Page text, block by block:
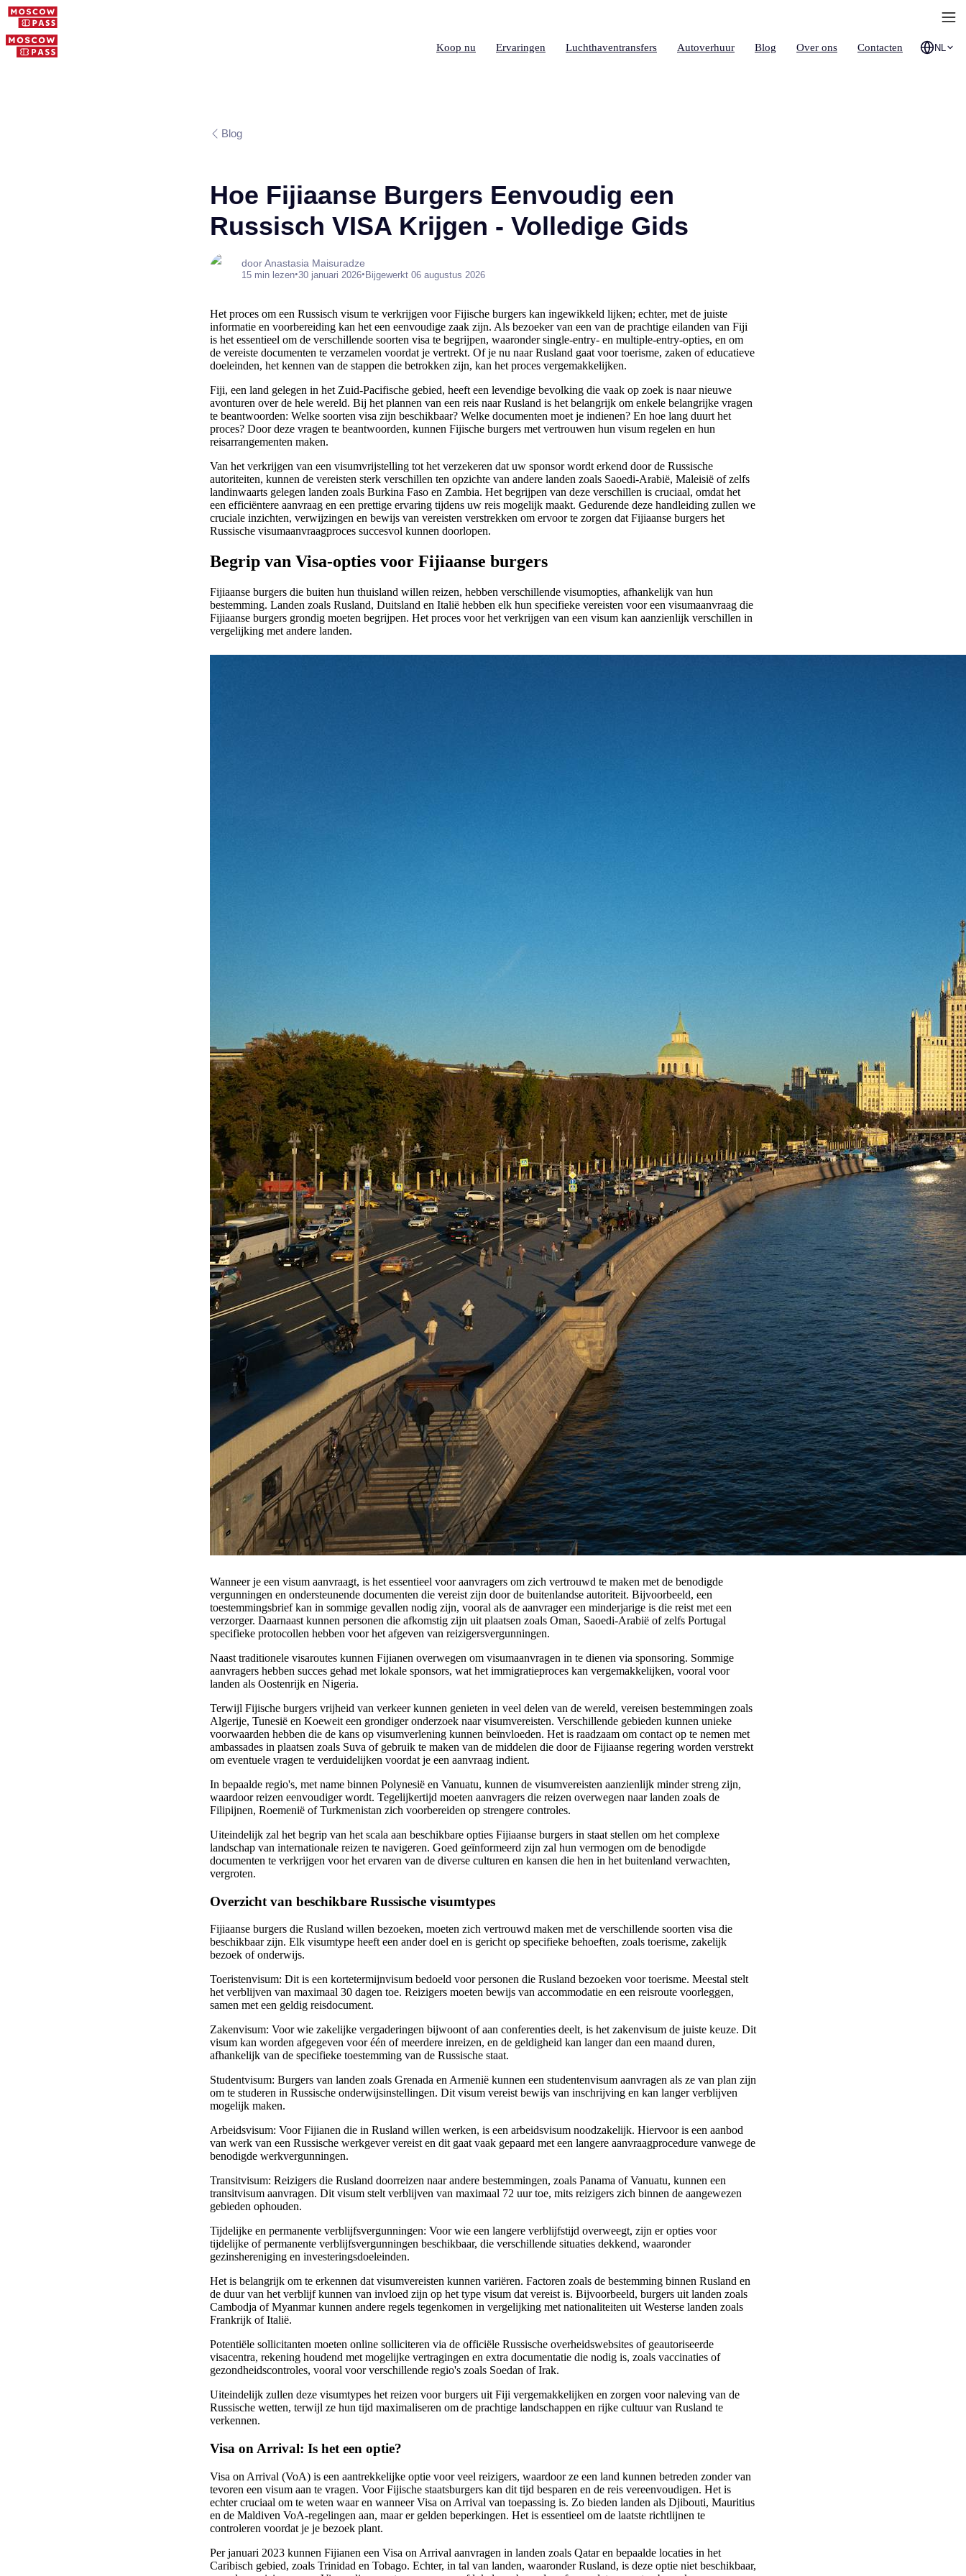
Koop nu Ervaringen Luchthaventransfers Autoverhuur Blog Over ons Contacten NL
Blog
Hoe Fijiaanse Burgers Eenvoudig een
Russisch VISA Krijgen - Volledige Gids
door Anastasia Maisuradze
15 min lezen•30 januari 2026•Bijgewerkt 06 augustus 2026
Het proces om een Russisch visum te verkrijgen voor Fijische burgers kan ingewikkeld lijken; echter, met de juiste
informatie en voorbereiding kan het een eenvoudige zaak zijn. Als bezoeker van een van de prachtige eilanden van Fiji
is het essentieel om de verschillende soorten visa te begrijpen, waaronder single-entry- en multiple-entry-opties, en om
de vereiste documenten te verzamelen voordat je vertrekt. Of je nu naar Rusland gaat voor toerisme, zaken of educatieve
doeleinden, het kennen van de stappen die betrokken zijn, kan het proces vergemakkelijken.
Fiji, een land gelegen in het Zuid-Pacifische gebied, heeft een levendige bevolking die vaak op zoek is naar nieuwe
avonturen over de hele wereld. Bij het plannen van een reis naar Rusland is het belangrijk om enkele belangrijke vragen
te beantwoorden: Welke soorten visa zijn beschikbaar? Welke documenten moet je indienen? En hoe lang duurt het
proces? Door deze vragen te beantwoorden, kunnen Fijische burgers met vertrouwen hun visum regelen en hun
reisarrangementen maken.
Van het verkrijgen van een visumvrijstelling tot het verzekeren dat uw sponsor wordt erkend door de Russische
autoriteiten, kunnen de vereisten sterk verschillen ten opzichte van andere landen zoals Saoedi-Arabië, Maleisië of zelfs
landinwaarts gelegen landen zoals Burkina Faso en Zambia. Het begrijpen van deze verschillen is cruciaal, omdat het
een efficiëntere aanvraag en een prettige ervaring tijdens uw reis mogelijk maakt. Gedurende deze handleiding zullen we
cruciale inzichten, verwijzingen en bewijs van vereisten verstrekken om ervoor te zorgen dat Fijiaanse burgers het
Russische visumaanvraagproces succesvol kunnen doorlopen.
Begrip van Visa-opties voor Fijiaanse burgers
Fijiaanse burgers die buiten hun thuisland willen reizen, hebben verschillende visumopties, afhankelijk van hun
bestemming. Landen zoals Rusland, Duitsland en Italië hebben elk hun specifieke vereisten voor een visumaanvraag die
Fijiaanse burgers grondig moeten begrijpen. Het proces voor het verkrijgen van een visum kan aanzienlijk verschillen in
vergelijking met andere landen.
Wanneer je een visum aanvraagt, is het essentieel voor aanvragers om zich vertrouwd te maken met de benodigde
vergunningen en ondersteunende documenten die vereist zijn door de buitenlandse autoriteit. Bijvoorbeeld, een
toestemmingsbrief kan in sommige gevallen nodig zijn, vooral als de aanvrager een minderjarige is die reist met een
verzorger. Daarnaast kunnen personen die afkomstig zijn uit plaatsen zoals Oman, Saoedi-Arabië of zelfs Portugal
specifieke protocollen hebben voor het afgeven van reizigersvergunningen.
Naast traditionele visaroutes kunnen Fijianen overwegen om visumaanvragen in te dienen via sponsoring. Sommige
aanvragers hebben succes gehad met lokale sponsors, wat het immigratieproces kan vergemakkelijken, vooral voor
landen als Oostenrijk en Nigeria.
Terwijl Fijische burgers vrijheid van verkeer kunnen genieten in veel delen van de wereld, vereisen bestemmingen zoals
Algerije, Tunesië en Koeweit een grondiger onderzoek naar visumvereisten. Verschillende gebieden kunnen unieke
voorwaarden hebben die de kans op visumverlening kunnen beïnvloeden. Het is raadzaam om contact op te nemen met
ambassades in plaatsen zoals Suva of gebruik te maken van de middelen die door de Fijiaanse regering worden verstrekt
om eventuele vragen te verduidelijken voordat je een aanvraag indient.
In bepaalde regio's, met name binnen Polynesië en Vanuatu, kunnen de visumvereisten aanzienlijk minder streng zijn,
waardoor reizen eenvoudiger wordt. Tegelijkertijd moeten aanvragers die reizen overwegen naar landen zoals de
Filipijnen, Roemenië of Turkmenistan zich voorbereiden op strengere controles.
Uiteindelijk zal het begrip van het scala aan beschikbare opties Fijiaanse burgers in staat stellen om het complexe
landschap van internationale reizen te navigeren. Goed geïnformeerd zijn zal hun vermogen om de benodigde
documenten te verkrijgen voor het ervaren van de diverse culturen en kansen die hen in het buitenland verwachten,
vergroten.
Overzicht van beschikbare Russische visumtypes
Fijiaanse burgers die Rusland willen bezoeken, moeten zich vertrouwd maken met de verschillende soorten visa die
beschikbaar zijn. Elk visumtype heeft een ander doel en is gericht op specifieke behoeften, zoals toerisme, zakelijk
bezoek of onderwijs.
Toeristenvisum: Dit is een kortetermijnvisum bedoeld voor personen die Rusland bezoeken voor toerisme. Meestal stelt
het verblijven van maximaal 30 dagen toe. Reizigers moeten bewijs van accommodatie en een reisroute voorleggen,
samen met een geldig reisdocument.
Zakenvisum: Voor wie zakelijke vergaderingen bijwoont of aan conferenties deelt, is het zakenvisum de juiste keuze. Dit
visum kan worden afgegeven voor één of meerdere inreizen, en de geldigheid kan langer dan een maand duren,
afhankelijk van de specifieke toestemming van de Russische staat.
Studentvisum: Burgers van landen zoals Grenada en Armenië kunnen een studentenvisum aanvragen als ze van plan zijn
om te studeren in Russische onderwijsinstellingen. Dit visum vereist bewijs van inschrijving en kan langer verblijven
mogelijk maken.
Arbeidsvisum: Voor Fijianen die in Rusland willen werken, is een arbeidsvisum noodzakelijk. Hiervoor is een aanbod
van werk van een Russische werkgever vereist en dit gaat vaak gepaard met een langere aanvraagprocedure vanwege de
benodigde werkvergunningen.
Transitvisum: Reizigers die Rusland doorreizen naar andere bestemmingen, zoals Panama of Vanuatu, kunnen een
transitvisum aanvragen. Dit visum stelt verblijven van maximaal 72 uur toe, mits reizigers zich binnen de aangewezen
gebieden ophouden.
Tijdelijke en permanente verblijfsvergunningen: Voor wie een langere verblijfstijd overweegt, zijn er opties voor
tijdelijke of permanente verblijfsvergunningen beschikbaar, die verschillende situaties dekkend, waaronder
gezinshereniging en investeringsdoeleinden.
Het is belangrijk om te erkennen dat visumvereisten kunnen variëren. Factoren zoals de bestemming binnen Rusland en
de duur van het verblijf kunnen van invloed zijn op het type visum dat vereist is. Bijvoorbeeld, burgers uit landen zoals
Cambodja of Myanmar kunnen andere regels tegenkomen in vergelijking met nationaliteiten uit Westerse landen zoals
Frankrijk of Italië.
Potentiële sollicitanten moeten online solliciteren via de officiële Russische overheidswebsites of geautoriseerde
visacentra, rekening houdend met mogelijke vertragingen en extra documentatie die nodig is, zoals vaccinaties of
gezondheidscontroles, vooral voor verschillende regio's zoals Soedan of Irak.
Uiteindelijk zullen deze visumtypes het reizen voor burgers uit Fiji vergemakkelijken en zorgen voor naleving van de
Russische wetten, terwijl ze hun tijd maximaliseren om de prachtige landschappen en rijke cultuur van Rusland te
verkennen.
Visa on Arrival: Is het een optie?
Visa on Arrival (VoA) is een aantrekkelijke optie voor veel reizigers, waardoor ze een land kunnen betreden zonder van
tevoren een visum aan te vragen. Voor Fijische staatsburgers kan dit tijd besparen en de reis vereenvoudigen. Het is
echter cruciaal om te weten waar en wanneer Visa on Arrival van toepassing is. Zo bieden landen als Djibouti, Mauritius
en de Maldiven VoA-regelingen aan, maar er gelden beperkingen. Het is essentieel om de laatste richtlijnen te
controleren voordat je je bezoek plant.
Per januari 2023 kunnen Fijianen een Visa on Arrival aanvragen in landen zoals Qatar en bepaalde locaties in het
Caribisch gebied, zoals Trinidad en Tobago. Echter, in tal van landen, waaronder Rusland, is deze optie niet beschikbaar,